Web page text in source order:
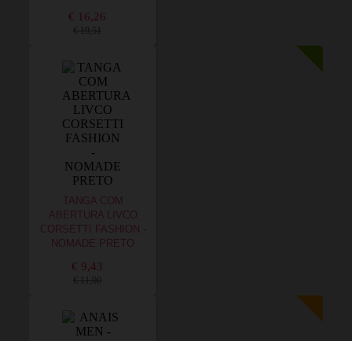
€ 16,26
€ 19,51
TANGA COM
ABERTURA LIVCO
CORSETTI FASHION -
NOMADE PRETO
€ 9,43
€ 11,00